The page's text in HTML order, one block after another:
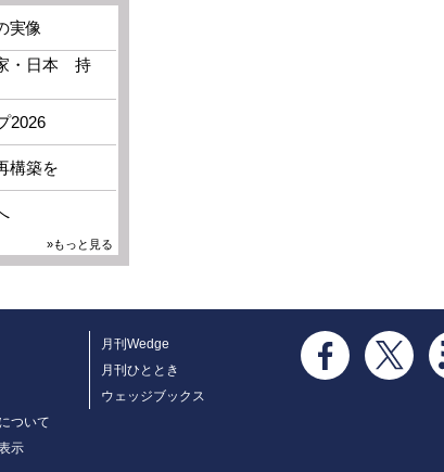
実像
・日本 持
2026
構築を
»もっと見る
ついて
示
月刊Wedge
月刊ひととき
ウェッジブックス